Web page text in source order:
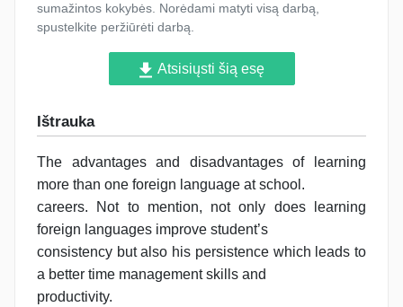
sumažintos kokybės. Norėdami matyti visą darbą,
spustelkite peržiūrėti darbą.
Atsisiųsti šią esę
Ištrauka
The advantages and disadvantages of learning
more than one foreign language at school.
careers. Not to mention, not only does learning
foreign languages improve student’s
consistency but also his persistence which leads to
a better time management skills and
productivity.